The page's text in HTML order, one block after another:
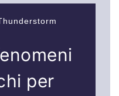
per